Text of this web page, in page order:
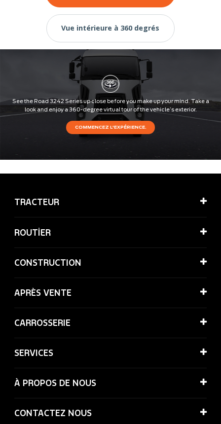
Vue intérieure à 360 degrés
TRACTEUR
ROUTİER
CONSTRUCTION
APRÈS VENTE
CARROSSERIE
SERVICES
À PROPOS DE NOUS
CONTACTEZ NOUS